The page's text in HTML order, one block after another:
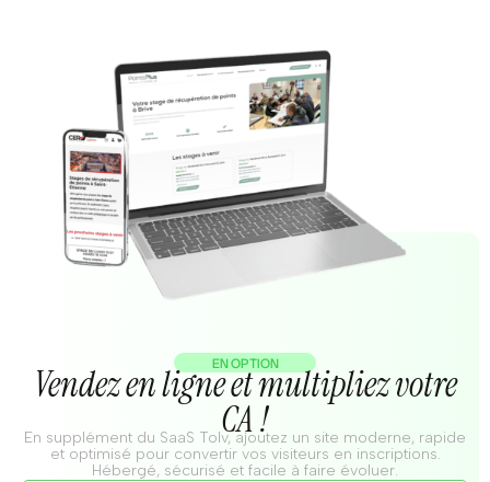
EN OPTION
Vendez en ligne et multipliez votre
CA !
En supplément du SaaS Tolv, ajoutez un site moderne, rapide
et optimisé pour convertir vos visiteurs en inscriptions.
Hébergé, sécurisé et facile à faire évoluer.